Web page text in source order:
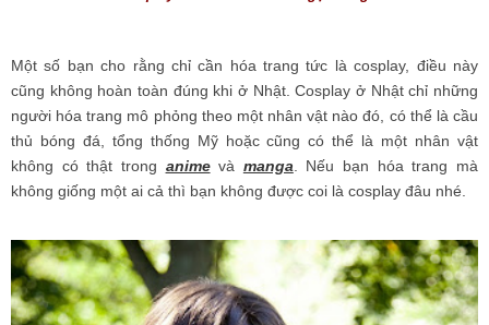
Một số bạn cho rằng chỉ cần hóa trang tức là cosplay, điều này
cũng không hoàn toàn đúng khi ở Nhật. Cosplay ở Nhật chỉ những
người hóa trang mô phỏng theo một nhân vật nào đó, có thể là cầu
thủ bóng đá, tổng thống Mỹ hoặc cũng có thể là một nhân vật
không có thật trong animevà manga . Nếu bạn hóa trang mà
không giống một ai cả thì bạn không được coi là cosplay đâu nhé.